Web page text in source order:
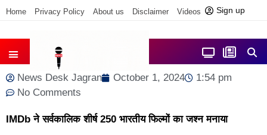
Home Privacy Policy About us Disclaimer Videos Contact us
Sign up
News Desk Jagran October 1, 2024
1:54 pm
No Comments
IMDb ने सर्वकालिक शीर्ष 250 भारतीय फिल्मों का जश्न मनाया